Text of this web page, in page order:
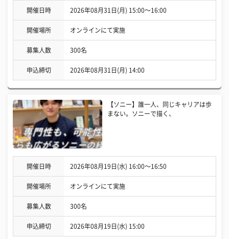
開催日時 2026年08月31日(月) 15:00〜16:00
開催場所 オンラインにて実施
募集人数 300名
申込締切 2026年08月31日(月) 14:00
【ソニー】誰一人、同じキャリアは歩
まない。ソニーで描く、
開催日時 2026年08月19日(水) 16:00〜16:50
開催場所 オンラインにて実施
募集人数 300名
申込締切 2026年08月19日(水) 15:00